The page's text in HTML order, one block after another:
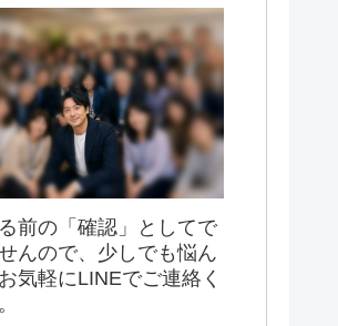
前の「確認」としてで
んので、少しでも悩ん
気軽にLINEでご連絡く